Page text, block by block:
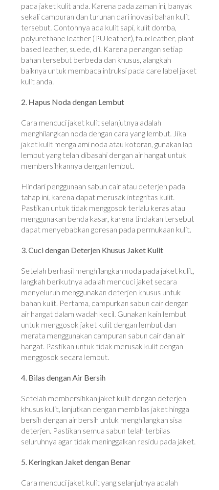
pada jaket kulit anda. Karena pada zaman ini, banyak
sekali campuran dan turunan dari inovasi bahan kulit
tersebut. Contohnya ada kulit sapi, kulit domba,
polyurethane leather (PU leather), faux leather, plant-
based leather, suede, dll. Karena penangan setiap
bahan tersebut berbeda dan khusus, alangkah
baiknya untuk membaca intruksi pada care label jaket
kulit anda.
2. Hapus Noda dengan Lembut
Cara mencuci jaket kulit selanjutnya adalah
menghilangkan noda dengan cara yang lembut. Jika
jaket kulit mengalami noda atau kotoran, gunakan lap
lembut yang telah dibasahi dengan air hangat untuk
membersihkannya dengan lembut.
Hindari penggunaan sabun cair atau deterjen pada
tahap ini, karena dapat merusak integritas kulit.
Pastikan untuk tidak menggosok terlalu keras atau
menggunakan benda kasar, karena tindakan tersebut
dapat menyebabkan goresan pada permukaan kulit.
3. Cuci dengan Deterjen Khusus Jaket Kulit
Setelah berhasil menghilangkan noda pada jaket kulit,
langkah berikutnya adalah mencuci jaket secara
menyeluruh menggunakan deterjen khusus untuk
bahan kulit. Pertama, campurkan sabun cair dengan
air hangat dalam wadah kecil. Gunakan kain lembut
untuk menggosok jaket kulit dengan lembut dan
merata menggunakan campuran sabun cair dan air
hangat. Pastikan untuk tidak merusak kulit dengan
menggosok secara lembut.
4. Bilas dengan Air Bersih
Setelah membersihkan jaket kulit dengan deterjen
khusus kulit, lanjutkan dengan membilas jaket hingga
bersih dengan air bersih untuk menghilangkan sisa
deterjen. Pastikan semua sabun telah terbilas
seluruhnya agar tidak meninggalkan residu pada jaket.
5. Keringkan Jaket dengan Benar
Cara mencuci jaket kulit yang selanjutnya adalah